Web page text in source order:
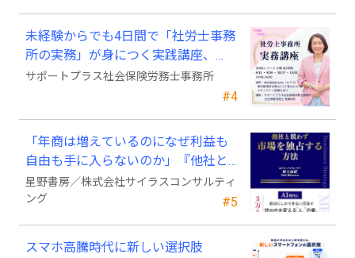
#4
未経験からでも4日間で「社労士事務
所の実務」が身につく実践講座、
2026年9月開講
サポートプラス社会保険労務士事務所
#5
「年商は増えているのになぜ利益も
自由も手に入らないのか」『他社と
競わず 市場を独占する方法』発売
星野書房／株式会社サイラスコンサルティ
ング
スマホ高騰時代に新しい選択肢